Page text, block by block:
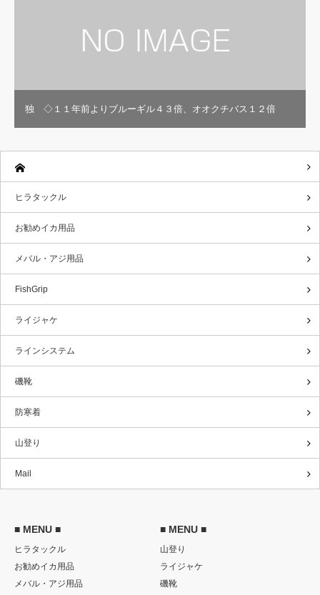
独 ◇１１年前よりブルーギル４３倍、オオクチバス１２倍
ヒラタックル
お勧めイカ用品
メバル・アジ用品
FishGrip
ライジャケ
ラインシステム
磯靴
防寒着
山登り
Mail
■ MENU ■
ヒラタックル
お勧めイカ用品
メバル・アジ用品
■ MENU ■
山登り
ライジャケ
磯靴